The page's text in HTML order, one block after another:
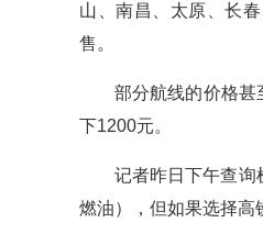
山、南昌、太原、长
售。
部分航线的价格甚
下1200元。
记者昨日下午查询
燃油），但如果选择高